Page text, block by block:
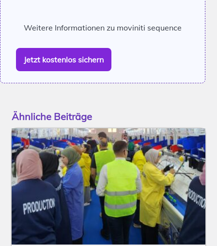
Weitere Informationen zu moviniti sequence
Jetzt kostenlos sichern
Ähnliche Beiträge